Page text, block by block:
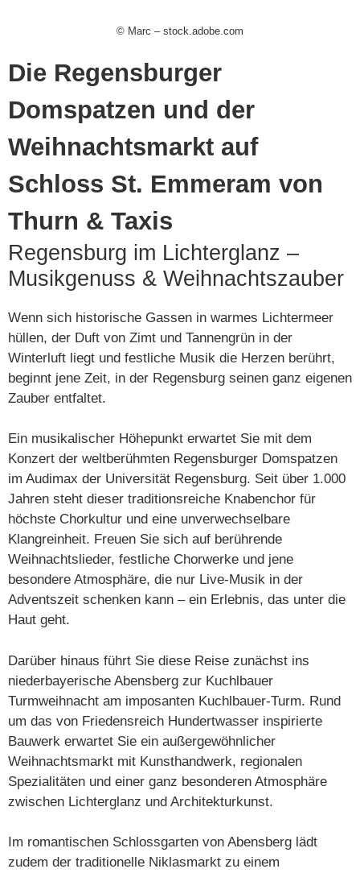
© Marc – stock.adobe.com
Die Regensburger
Domspatzen und der
Weihnachtsmarkt auf
Schloss St. Emmeram von
Thurn & Taxis
Regensburg im Lichterglanz –
Musikgenuss & Weihnachtszauber
Wenn sich historische Gassen in warmes Lichtermeer
hüllen, der Duft von Zimt und Tannengrün in der
Winterluft liegt und festliche Musik die Herzen berührt,
beginnt jene Zeit, in der Regensburg seinen ganz eigenen
Zauber entfaltet.
Ein musikalischer Höhepunkt erwartet Sie mit dem
Konzert der weltberühmten Regensburger Domspatzen
im Audimax der Universität Regensburg. Seit über 1.000
Jahren steht dieser traditionsreiche Knabenchor für
höchste Chorkultur und eine unverwechselbare
Klangreinheit. Freuen Sie sich auf berührende
Weihnachtslieder, festliche Chorwerke und jene
besondere Atmosphäre, die nur Live-Musik in der
Adventszeit schenken kann – ein Erlebnis, das unter die
Haut geht.
Darüber hinaus führt Sie diese Reise zunächst ins
niederbayerische Abensberg zur Kuchlbauer
Turmweihnacht am imposanten Kuchlbauer-Turm. Rund
um das von Friedensreich Hundertwasser inspirierte
Bauwerk erwartet Sie ein außergewöhnlicher
Weihnachtsmarkt mit Kunsthandwerk, regionalen
Spezialitäten und einer ganz besonderen Atmosphäre
zwischen Lichterglanz und Architekturkunst.
Im romantischen Schlossgarten von Abensberg lädt
zudem der traditionelle Niklasmarkt zu einem